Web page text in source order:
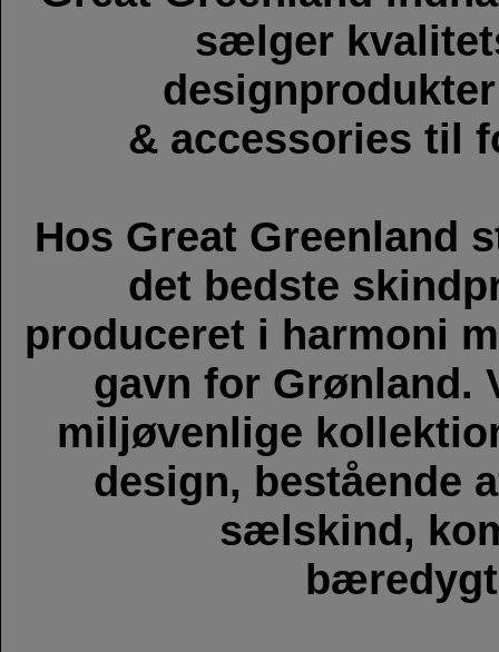
sælger
& accessories til
Hos Great Greenland
det bedste
produceret i harmoni
gavn for Grønland.
miljøvenlige
design, bestående
sælskind,